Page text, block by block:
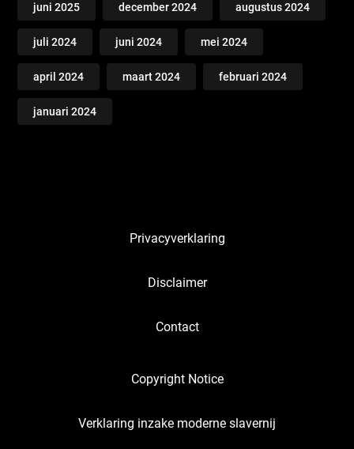
juni 2025 december 2024 augustus 2024
juli 2024 juni 2024 mei 2024
april 2024 maart 2024 februari 2024
januari 2024
Privacyverklaring
Disclaimer
Contact
Copyright Notice
Verklaring inzake moderne slavernij